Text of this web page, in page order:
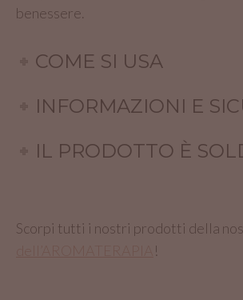
benessere.
COME SI USA
INFORMAZIONI E
IL PRODOTTO È
Scorpi tutti i nostri prodotti della
!